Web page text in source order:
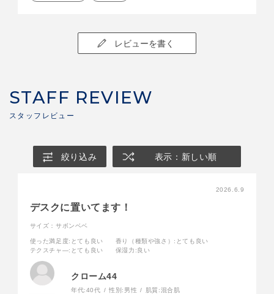
レビューを書く
STAFF REVIEW
絞り込み 表示：新しい順
2026.6.9
デスクに置いてます！
サイズ：サボンベベ
使った満足度:とても良い 香り（種類や強さ） :とても良い
テクスチャ―:とても良い 保湿力 :良い
クローム44
年代:40代 性別: 男性 肌質:混合肌